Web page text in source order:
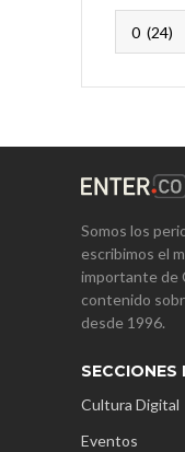
Somos los
escribimos el
importante de
contenido
desde 1996.
Cultura Digital
Eventos